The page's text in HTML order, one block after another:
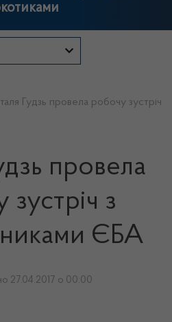
Гудзь провела робочу зустріч
провела
з
ЄБА
27.04.2017 о 00:00